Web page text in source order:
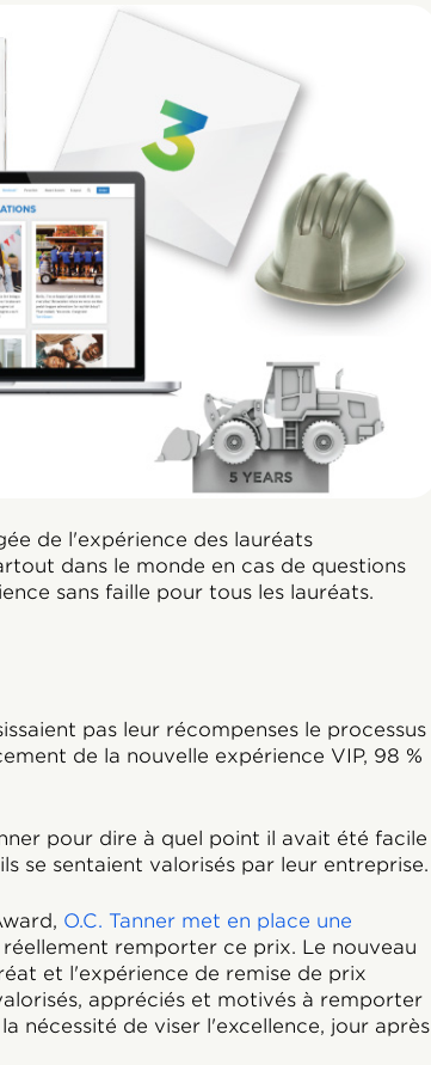
de l'expérience des lauréats
dans le monde en cas de questions
sans faille pour tous les lauréats.
pas leur récompenses le processus
de la nouvelle expérience VIP, 98 %
pour dire à quel point il avait été facile
se sentaient valorisés par leur entreprise.
O.C. Tanner met en place une
remporter ce prix. Le nouveau
et l'expérience de remise de prix
appréciés et motivés à remporter
nécessité de viser l'excellence, jour après